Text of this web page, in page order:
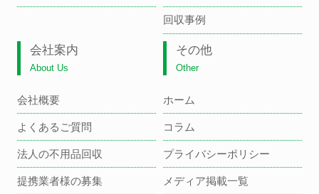
回収事例
会社案内
About Us
会社概要
よくあるご質問
法人の不用品回収
提携業者様の募集
その他
Other
ホーム
コラム
プライバシーポリシー
メディア掲載一覧